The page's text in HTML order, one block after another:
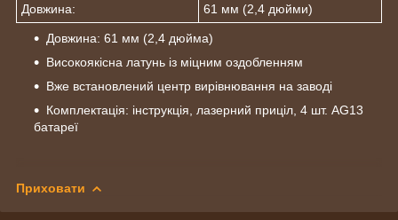
Довжина:
61 мм (2,4 дюйми)
Довжина: 61 мм (2,4 дюйма)
Високоякісна латунь із міцним оздобленням
Вже встановлений центр вирівнювання на заводі
Комплектація: інструкція, лазерний приціл, 4 шт. AG13
батареї
Приховати